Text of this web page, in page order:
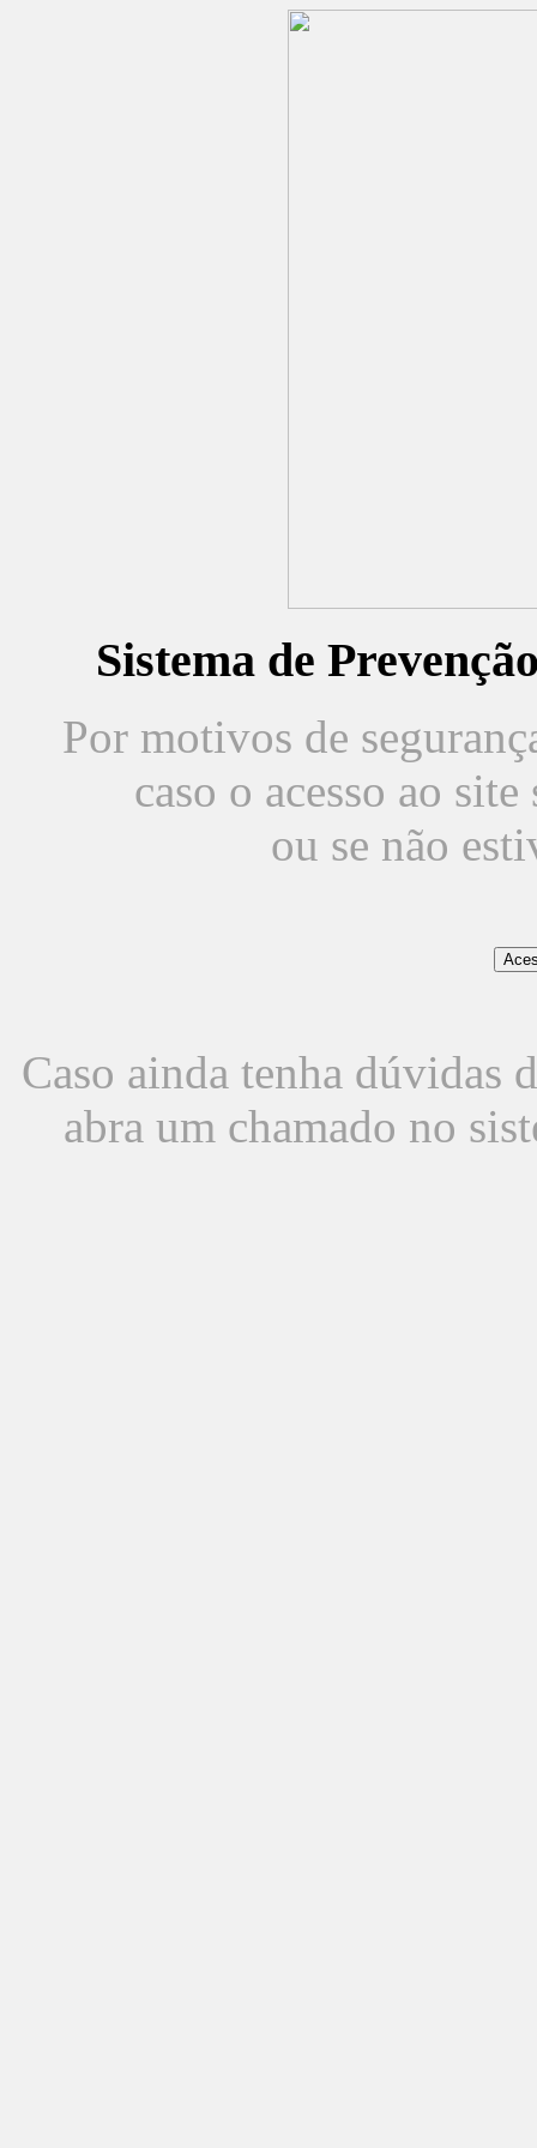
Sistema de
Por motivos de
caso o acesso ao
ou se não
Caso ainda tenha dúvidas
abra um chamado no